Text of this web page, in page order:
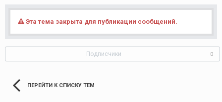
Эта тема закрыта для публикации сообщений.
Подписчики 0
ПЕРЕЙТИ К СПИСКУ ТЕМ